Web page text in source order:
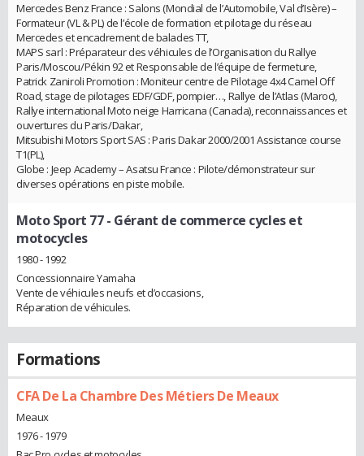
Mercedes Benz France : Salons (Mondial de l’Automobile, Val d’Isère) –
Formateur (VL & PL) de l’école de formation et pilotage du réseau
Mercedes et encadrement de balades TT,
MAPS sarl : Préparateur des véhicules de l’Organisation du Rallye
Paris/Moscou/Pékin 92 et Responsable de l’équipe de fermeture,
Patrick Zaniroli Promotion : Moniteur centre de Pilotage 4x4 Camel Off
Road, stage de pilotages EDF/GDF, pompier…, Rallye de l’Atlas (Maroc),
Rallye international Moto neige Harricana (Canada), reconnaissances et
ouvertures du Paris/Dakar,
Mitsubishi Motors Sport SAS : Paris Dakar 2000/2001 Assistance course
T1(PL),
Globe : Jeep Academy – Asatsu France : Pilote/démonstrateur sur
diverses opérations en piste mobile.
Moto Sport 77- Gérant de commerce cycles et
motocycles
1980 - 1992
Concessionnaire Yamaha
Vente de véhicules neufs et d’occasions,
Réparation de véhicules.
Formations
CFA De La Chambre Des Métiers De Meaux
Meaux
1976 - 1979